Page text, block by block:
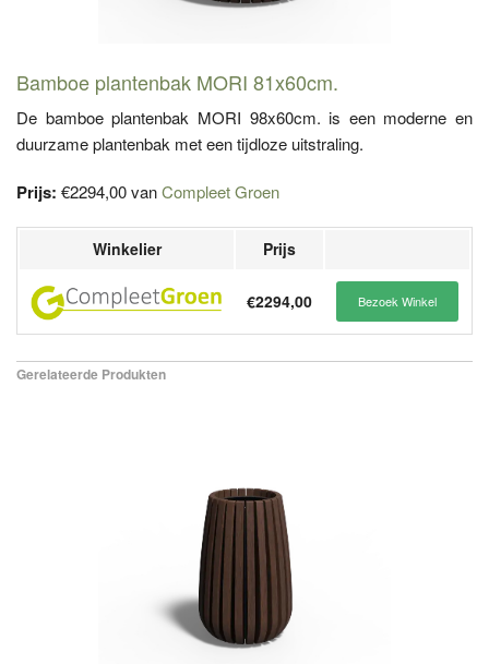
Bamboe plantenbak MORI 81x60cm.
De bamboe plantenbak MORI 98x60cm. is een moderne en
duurzame plantenbak met een tijdloze uitstraling.
Prijs: €2294,00 vanCompleet Groen
Winkelier Prijs
€2294,00 Bezoek Winkel
Gerelateerde Produkten